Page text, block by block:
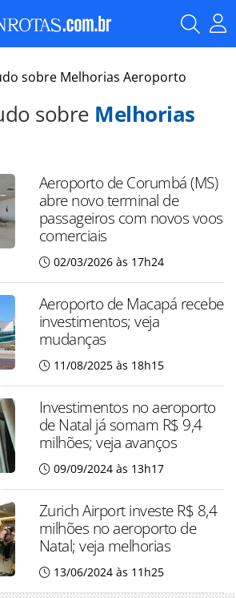
sobre Melhorias Aeroporto
sobre Melhorias
Aeroporto de Corumbá (MS)
abre novo terminal de
passageiros com novos voos
comerciais
02/03/2026 às 17h24
Aeroporto de Macapá recebe
investimentos; veja
mudanças
11/08/2025 às 18h15
Investimentos no aeroporto
de Natal já somam R$ 9,4
milhões; veja avanços
09/09/2024 às 13h17
Zurich Airport investe R$ 8,4
milhões no aeroporto de
Natal; veja melhorias
13/06/2024 às 11h25